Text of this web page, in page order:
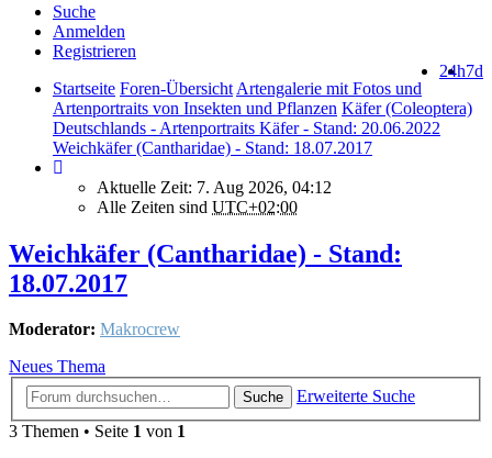
Suche
Anmelden
Registrieren
7d
24h
Startseite Foren-Übersicht Artengalerie mit Fotos und
Artenportraits von Insekten und Pflanzen Käfer (Coleoptera)
Deutschlands - Artenportraits Käfer - Stand: 20.06.2022
Weichkäfer (Cantharidae) - Stand: 18.07.2017
Aktuelle Zeit: 7. Aug 2026, 04:12
Alle Zeiten sind UTC+02:00
Weichkäfer (Cantharidae) - Stand:
18.07.2017
Moderator: Makrocrew
Neues Thema
Suche
Erweiterte Suche
3 Themen • Seite 1 von 1